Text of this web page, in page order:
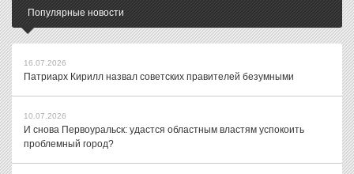
Популярные новости
16.07.2026
Патриарх Кирилл назвал советских правителей безумными
10.07.2026
И снова Первоуральск: удастся областным властям успокоить
проблемный город?